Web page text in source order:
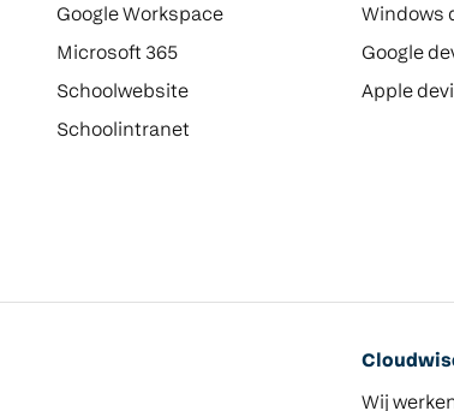
Google Workspace
Microsoft 365
Schoolwebsite
Schoolintranet
Windows
Google
Apple
Wij